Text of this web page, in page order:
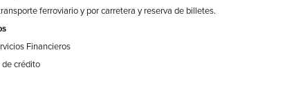
ferroviario y por carretera y reserva de billetes.
Financieros
crédito